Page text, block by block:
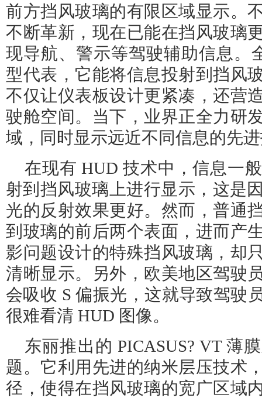
前方挡风玻璃的有限区域显示。
不断革新，现在已能在挡风玻璃
现导航、警示等驾驶辅助信息。
型代表，它能将信息投射到挡风
不仅让仪表板设计更紧凑，还营
驶舱空间。当下，业界正全力研
域，同时显示远近不同信息的先
在现有 HUD 技术中，信息一
射到挡风玻璃上进行显示，这是
光的反射效果更好。然而，普通
到玻璃的前后两个表面，进而产
影问题设计的特殊挡风玻璃，却
清晰显示。另外，欧美地区驾驶
会吸收 S 偏振光，这就导致驾驶
很难看清 HUD 图像。
东丽推出的 PICASUS? VT 薄
题。它利用先进的纳米层压技术
径，使得在挡风玻璃的宽广区域